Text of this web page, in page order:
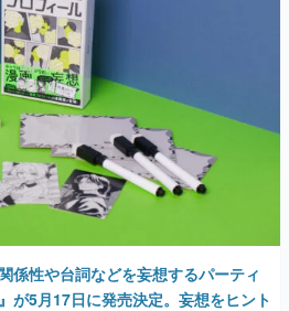
係性や台詞などを妄想するパーティ
が5月17日に発売決定。妄想をヒント